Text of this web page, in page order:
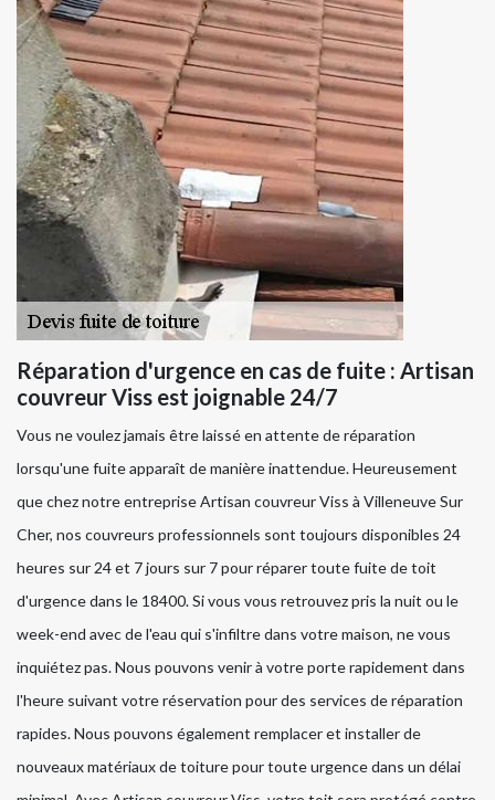
Réparation d'urgence en cas de fuite : Artisan
couvreur Viss est joignable 24/7
Vous ne voulez jamais être laissé en attente de réparation
lorsqu'une fuite apparaît de manière inattendue. Heureusement
que chez notre entreprise Artisan couvreur Viss à Villeneuve Sur
Cher, nos couvreurs professionnels sont toujours disponibles 24
heures sur 24 et 7 jours sur 7 pour réparer toute fuite de toit
d'urgence dans le 18400. Si vous vous retrouvez pris la nuit ou le
week-end avec de l'eau qui s'infiltre dans votre maison, ne vous
inquiétez pas. Nous pouvons venir à votre porte rapidement dans
l'heure suivant votre réservation pour des services de réparation
rapides. Nous pouvons également remplacer et installer de
nouveaux matériaux de toiture pour toute urgence dans un délai